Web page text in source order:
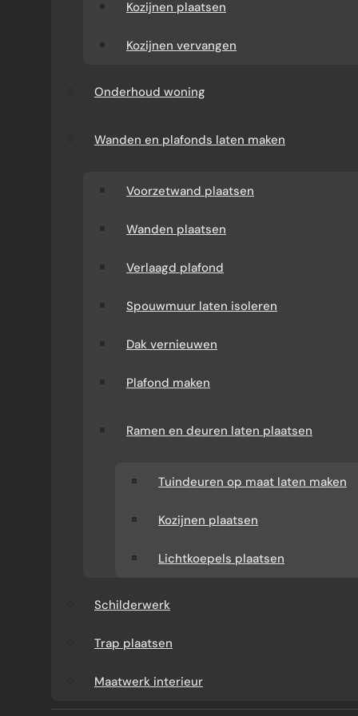
Kozijnen plaatsen
Kozijnen vervangen
Onderhoud woning
Wanden en plafonds laten maken
Voorzetwand plaatsen
Wanden plaatsen
Verlaagd plafond
Spouwmuur laten isoleren
Dak vernieuwen
Plafond maken
Ramen en deuren laten plaatsen
Tuindeuren op maat laten maken
Kozijnen plaatsen
Lichtkoepels plaatsen
Schilderwerk
Trap plaatsen
Maatwerk interieur
WAT KUNT U VAN ONS
VERWACHTEN?
verbouwingen en renovaties door heel
Nederland. Wij verzorgen het volledige
Tijdens het gehele project heeft u één vast
aanspreekpunt en bent u verzekerd van